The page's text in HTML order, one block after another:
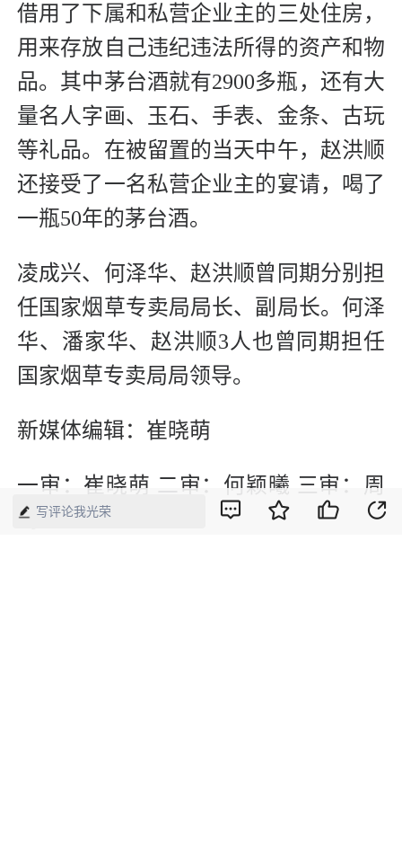
借用了下属和私营企业主的三处住房，
用来存放自己违纪违法所得的资产和物
品。其中茅台酒就有2900多瓶，还有大
量名人字画、玉石、手表、金条、古玩
等礼品。在被留置的当天中午，赵洪顺
还接受了一名私营企业主的宴请，喝了
一瓶50年的茅台酒。
凌成兴、何泽华、赵洪顺曾同期分别担
任国家烟草专卖局局长、副局长。何泽
华、潘家华、赵洪顺3人也曾同期担任
国家烟草专卖局局领导。
新媒体编辑：崔晓萌
一审：崔晓萌 二审：何颖曦 三审：周
琦写评论我光荣